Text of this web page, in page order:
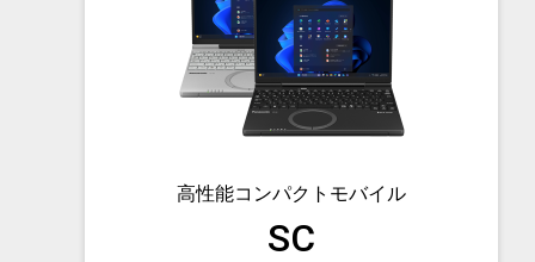
高性能コンパクトモバイル
SC